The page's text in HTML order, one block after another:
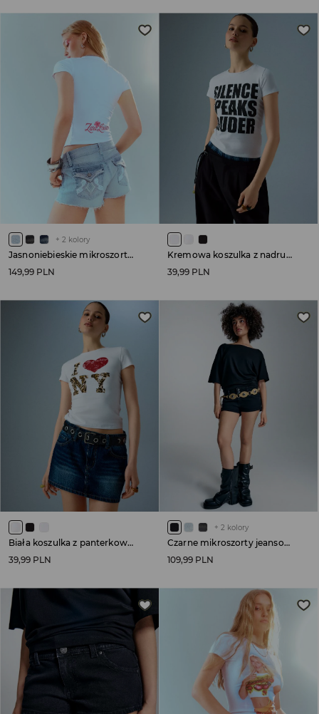
+ 2 kolory
Jasnoniebieskie mikroszorty jeansowe z aplikacją na tyle
149,99 PLN
Kremowa koszulka z nadrukiem Silence Speaks Louder
39,99 PLN
Biała koszulka z panterkowym nadrukiem I LOVE NY
39,99 PLN
+ 2 kolory
Czarne mikroszorty jeansowe low waist
109,99 PLN